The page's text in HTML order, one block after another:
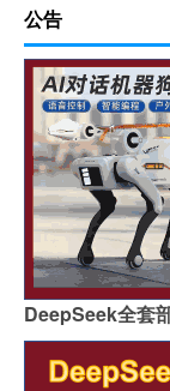
公告
DeepSeek全套